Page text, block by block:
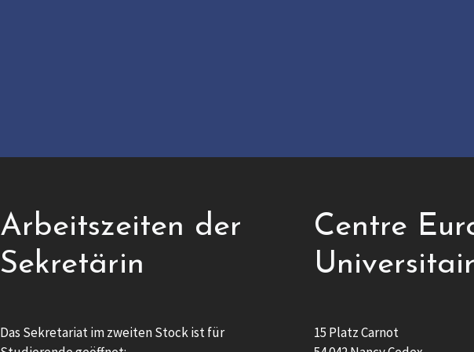
Arbeitszeiten der
Sekretärin
Das Sekretariat im zweiten Stock ist für
Centre
15 Platz Carnot